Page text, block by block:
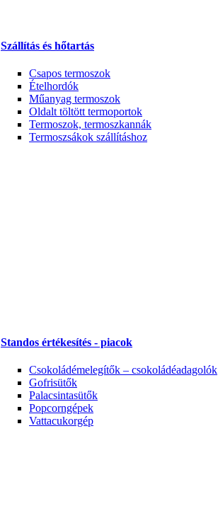
Szállítás és hőtartás
Csapos termoszok
Ételhordók
Műanyag termoszok
Oldalt töltött termoportok
Termoszok, termoszkannák
Termoszsákok szállításhoz
Standos értékesítés - piacok
Csokoládémelegítők – csokoládéadagolók
Gofrisütők
Palacsintasütők
Popcorngépek
Vattacukorgép